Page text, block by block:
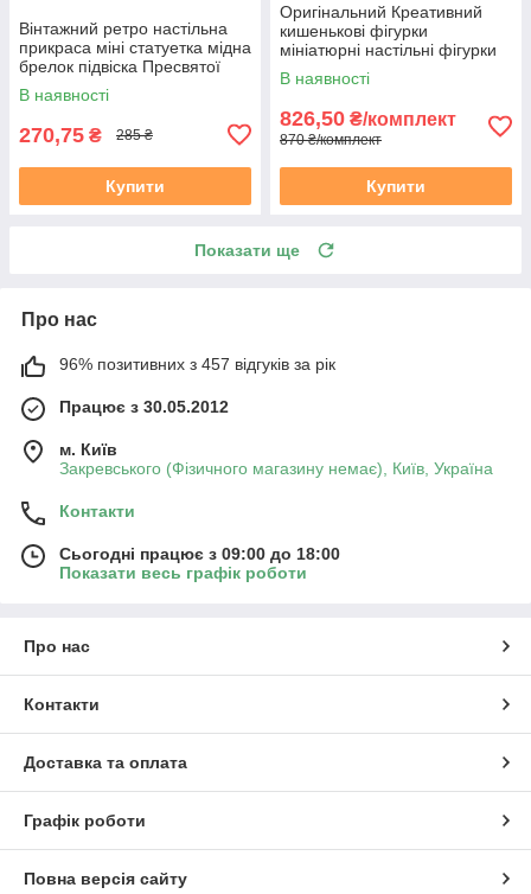
Вінтажний ретро настільна
прикраса міні статуетка мідна
брелок підвіска Пресвятої
Богородиці Діви Марії
В наявності
270,75 ₴ 285 ₴
Купити
Оригінальний Креативний
кишенькові фігурки
мініатюрні настільні фігурки
Чотири красуні в давньому
Китаї
В наявності
826,50 ₴/комплект
870 ₴/комплект
Купити
Показати ще
Про нас
96% позитивних з 457 відгуків за рік
Працює з 30.05.2012
м. Київ
Закревського (Фізичного магазину немає), Київ, Україна
Контакти
Сьогодні працює з 09:00 до 18:00
Показати весь графік роботи
Про нас
Контакти
Доставка та оплата
Графік роботи
Повна версія сайту